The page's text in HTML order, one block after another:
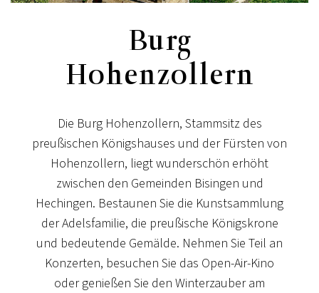
Burg
Hohenzollern
Die Burg Hohenzollern, Stammsitz des
preußischen Königshauses und der Fürsten von
Hohenzollern, liegt wunderschön erhöht
zwischen den Gemeinden Bisingen und
Hechingen. Bestaunen Sie die Kunstsammlung
der Adelsfamilie, die preußische Königskrone
und bedeutende Gemälde. Nehmen Sie Teil an
Konzerten, besuchen Sie das Open-Air-Kino
oder genießen Sie den Winterzauber am